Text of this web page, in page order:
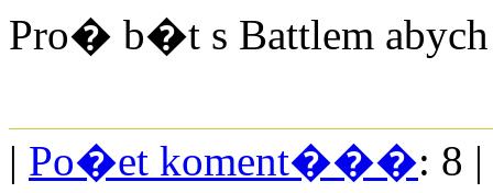
Pro� b�t s Battlem
| Po�et koment���: 8 |